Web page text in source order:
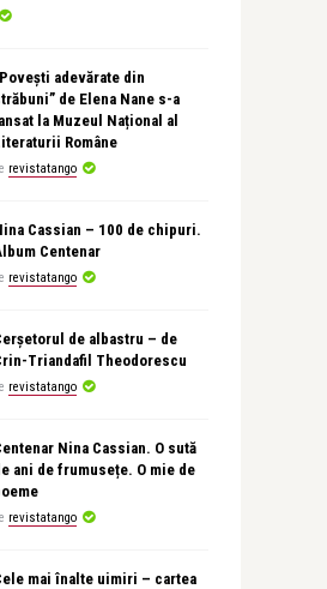
adevărate din
de Elena Nane s-a
lansat la Muzeul Național al
Române
revistatango
Cassian – 100 de chipuri.
Centenar
revistatango
de albastru – de
Triandafil Theodorescu
revistatango
Nina Cassian. O sută
ani de frumusețe. O mie de
revistatango
mai înalte uimiri – cartea